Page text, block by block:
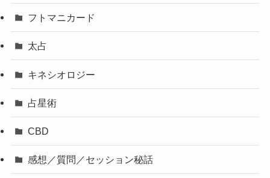
フトマニカード
太占
キネシオロジー
占星術
CBD
感想／質問／セッション秘話